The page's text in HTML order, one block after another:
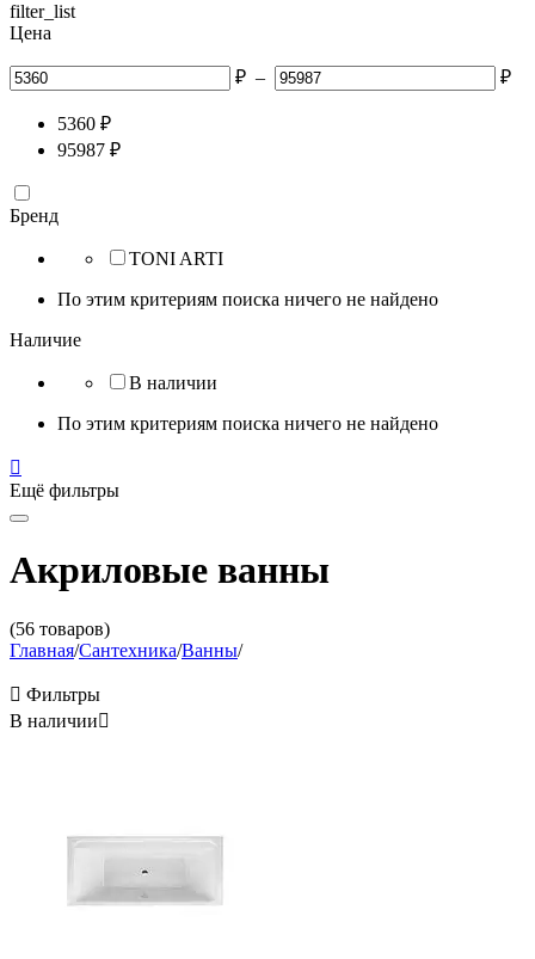
filter_list
Цена
₽ – ₽
5360 ₽
95987 ₽
Бренд
TONI ARTI
По этим критериям поиска ничего не найдено
Наличие
В наличии
По этим критериям поиска ничего не найдено

Ещё фильтры
Акриловые ванны
(56 товаров)
Главная/Сантехника/Ванны/
 Фильтры
В наличии